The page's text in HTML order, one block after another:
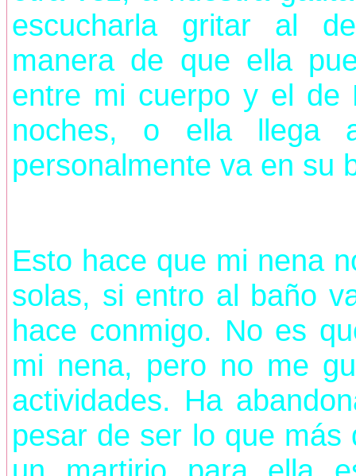
escucharla gritar al
manera de que ella
entre mi cuerpo y el de
noches, o ella llega
personalmente va en su
Esto hace que mi nena
solas, si entro al baño
hace conmigo. No es
mi nena, pero no me
actividades. Ha
pesar de ser lo que